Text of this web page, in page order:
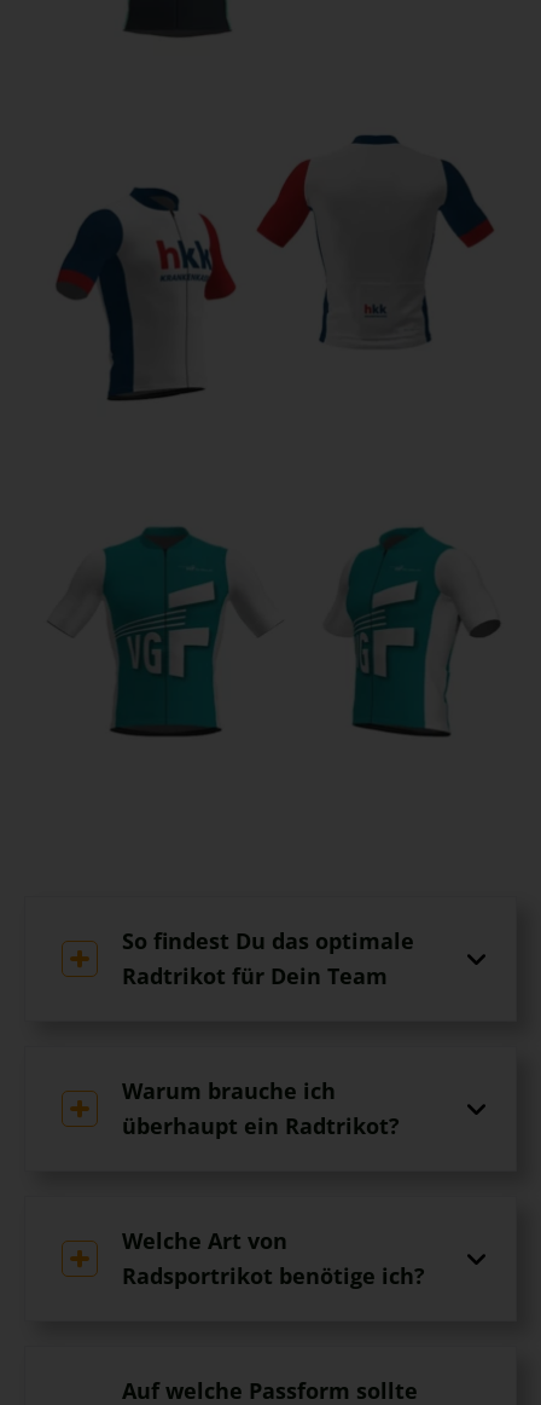
So findest Du das optimale
Radtrikot für Dein Team
Warum brauche ich
überhaupt ein Radtrikot?
Welche Art von
Radsportrikot benötige ich?
Auf welche Passform sollte